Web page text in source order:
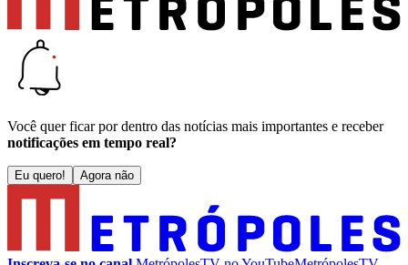
Você quer ficar por dentro das notícias mais importantes e receber
notificações em tempo real?
Eu quero! Agora não